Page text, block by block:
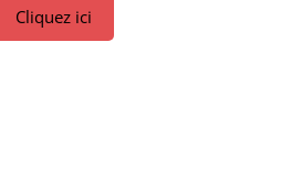
Cliquez ici